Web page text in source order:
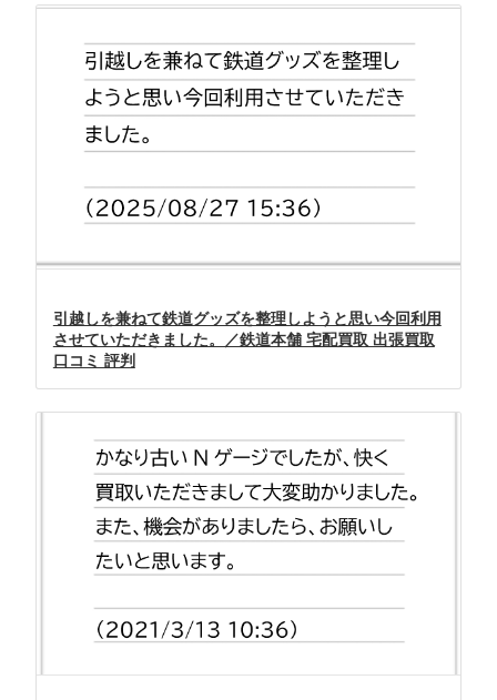
引越しを兼ねて鉄道グッズを整理しようと思い今回利用
させていただきました。／鉄道本舗 宅配買取 出張買取
口コミ 評判